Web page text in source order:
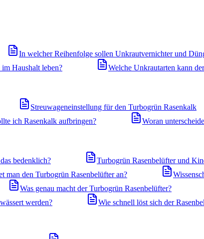
In welcher Reihenfolge sollen Unkrautvernichter und
Haushalt leben?
Welche Unkrautarten kann
Streuwageneinstellung für den Turbogrün Rasenkalk
ich Rasenkalk aufbringen? Woran
bedenklich?
Turbogrün Rasenbelüfter und
man den Turbogrün Rasenbelüfter an?
Was genau macht der Turbogrün Rasenbelüfter?
werden?
Wie schnell löst sich der